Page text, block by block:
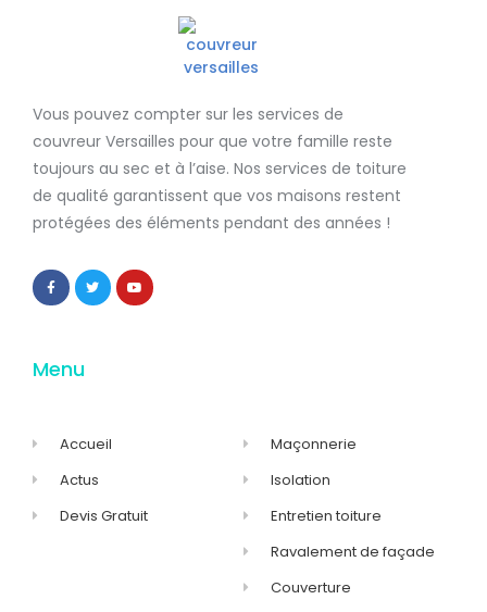
Vous pouvez compter sur les services de
couvreur Versailles pour que votre famille reste
toujours au sec et à l’aise. Nos services de toiture
de qualité garantissent que vos maisons restent
protégées des éléments pendant des années !
Menu
Accueil
Actus
Devis Gratuit
Maçonnerie
Isolation
Entretien toiture
Ravalement de façade
Couverture